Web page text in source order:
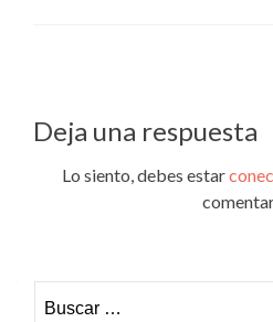
de
entradas
Deja una respuesta
Lo siento, debes estar